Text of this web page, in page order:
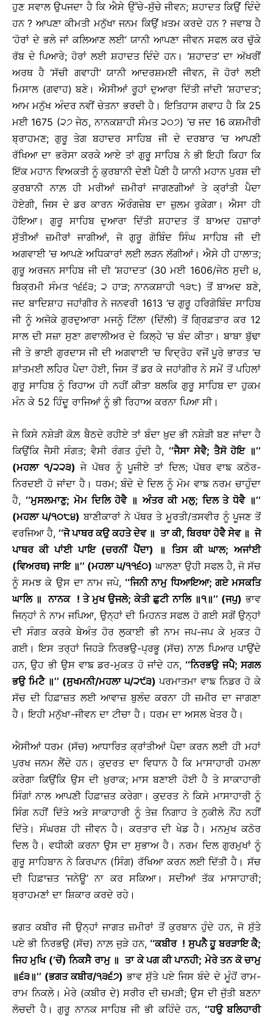
ਹੁਣ ਸਵਾਲ ਉਪਜਦਾ ਹੈ ਕਿ ਐਸੇ ਉੱਚੇ-ਸੁੱਚੇ ਜੀਵਨ; ਸ਼ਹਾਦਤ ਕਿਉਂ ਦਿੰਦੇ
ਹਨ ? ਆਪਣਾ ਕੀਮਤੀ ਮਨੁੱਖਾ ਜਨਮ ਕਿਉਂ ਖ਼ਤਮ ਕਰਦੇ ਹਨ ? ਜਵਾਬ ਹੈ
‘ਹੋਰਾਂ ਦੇ ਭਲੇ ਜਾਂ ਕਲਿਆਣ ਲਈ’ ਯਾਨੀ ਆਪਣਾ ਜੀਵਨ ਸਫਲ ਕਰ ਚੁੱਕੇ
ਰੱਬ ਦੇ ਪਿਆਰੇ; ਹੋਰਾਂ ਲਈ ਸ਼ਹਾਦਤ ਦਿੰਦੇ ਹਨ। ‘ਸ਼ਹਾਦਤ’ ਦਾ ਅੱਖਰੀਂ
ਅਰਥ ਹੈ ‘ਸੱਚੀ ਗਵਾਹੀ’ ਯਾਨੀ ਆਦਰਸ਼ਮਈ ਜੀਵਨ, ਜੋ ਹੋਰਾਂ ਲਈ
ਮਿਸਾਲ (ਗਵਾਹ) ਬਣੇ। ਐਸੀਆਂ ਰੂਹਾਂ ਦੁਆਰਾ ਦਿੱਤੀ ਜਾਂਦੀ ‘ਸ਼ਹਾਦਤ’;
ਆਮ ਮਨੁੱਖ ਅੰਦਰ ਨਵੀਂ ਚੇਤਨਾ ਭਰਦੀ ਹੈ। ਇਤਿਹਾਸ ਗਵਾਹ ਹੈ ਕਿ 25
ਮਈ 1675 (੨੭ ਜੇਠ, ਨਾਨਕਸ਼ਾਹੀ ਸੰਮਤ ੨੦੭) ’ਚ ਜਦ 16 ਕਸ਼ਮੀਰੀ
ਬ੍ਰਾਹਮਣ; ਗੁਰੂ ਤੇਗ ਬਹਾਦਰ ਸਾਹਿਬ ਜੀ ਦੇ ਦਰਬਾਰ ’ਚ ਆਪਣੀ
ਰੱਖਿਆ ਦਾ ਭਰੋਸਾ ਕਰਕੇ ਆਏ ਤਾਂ ਗੁਰੂ ਸਾਹਿਬ ਨੇ ਭੀ ਇਹੀ ਕਿਹਾ ਕਿ
ਇੱਕ ਮਹਾਨ ਵਿਅਕਤੀ ਨੂੰ ਕੁਰਬਾਨੀ ਦੇਣੀ ਪੈਣੀ ਹੈ ਯਾਨੀ ਮਹਾਨ ਪੁਰਸ਼ ਦੀ
ਕੁਰਬਾਨੀ ਨਾਲ਼ ਹੀ ਮਰੀਆਂ ਜ਼ਮੀਰਾਂ ਜਾਗਣਗੀਆਂ ਤੇ ਕ੍ਰਾਂਤੀ ਪੈਦਾ
ਹੋਏਗੀ, ਜਿਸ ਦੇ ਡਰ ਕਾਰਨ ਔਰੰਗਜ਼ੇਬ ਦਾ ਜ਼ੁਲਮ ਰੁਕੇਗਾ। ਐਸਾ ਹੀ
ਹੋਇਆ। ਗੁਰੂ ਸਾਹਿਬ ਦੁਆਰਾ ਦਿੱਤੀ ਸ਼ਹਾਦਤ ਤੋਂ ਬਾਅਦ ਹਜ਼ਾਰਾਂ
ਸੁੱਤੀਆਂ ਜ਼ਮੀਰਾਂ ਜਾਗੀਆਂ, ਜੋ ਗੁਰੂ ਗੋਬਿੰਦ ਸਿੰਘ ਸਾਹਿਬ ਜੀ ਦੀ
ਅਗਵਾਈ ’ਚ ਆਪਣੇ ਅਧਿਕਾਰਾਂ ਲਈ ਲੜਨ ਲੱਗੀਆਂ। ਐਸੇ ਹੀ ਹਾਲਾਤ;
ਗੁਰੂ ਅਰਜਨ ਸਾਹਿਬ ਜੀ ਦੀ ‘ਸ਼ਹਾਦਤ’ (30 ਮਈ 1606/ਜੇਠ ਸੁਦੀ ੪,
ਬਿਕ੍ਰਮੀ ਸੰਮਤ ੧੬੬੩; ੨ ਹਾੜ; ਨਾਨਕਸ਼ਾਹੀ ੧੩੮) ਤੋਂ ਬਾਅਦ ਬਣੇ,
ਜਦ ਬਾਦਿਸ਼ਾਹ ਜਹਾਂਗੀਰ ਨੇ ਜਨਵਰੀ 1613 ’ਚ ਗੁਰੂ ਹਰਿਗੋਬਿੰਦ ਸਾਹਿਬ
ਜੀ ਨੂੰ ਅਜੋਕੇ ਗੁਰਦੁਆਰਾ ਮਜਨੂੰ ਟਿੱਲਾ (ਦਿੱਲੀ) ਤੋਂ ਗ੍ਰਿਫ਼ਤਾਰ ਕਰ 12
ਸਾਲ ਦੀ ਸਜ਼ਾ ਸੁਣਾ ਗਵਾਲੀਅਰ ਦੇ ਕਿਲ੍ਹੇ ’ਚ ਬੰਦ ਕੀਤਾ। ਬਾਬਾ ਬੁੱਢਾ
ਜੀ ਤੇ ਭਾਈ ਗੁਰਦਾਸ ਜੀ ਦੀ ਅਗਵਾਈ ’ਚ ਵਿਦ੍ਰੋਹ ਵਜੋਂ ਪੂਰੇ ਭਾਰਤ ’ਚ
ਸ਼ਾਂਤਮਈ ਲਹਿਰ ਪੈਦਾ ਹੋਈ, ਜਿਸ ਤੋਂ ਡਰ ਕੇ ਜਹਾਂਗੀਰ ਨੇ ਸਮੇਂ ਤੋਂ ਪਹਿਲਾਂ
ਗੁਰੂ ਸਾਹਿਬ ਨੂੰ ਰਿਹਾਅ ਹੀ ਨਹੀਂ ਕੀਤਾ ਬਲਕਿ ਗੁਰੂ ਸਾਹਿਬ ਦਾ ਹੁਕਮ
ਮੰਨ ਕੇ 52 ਹਿੰਦੂ ਰਾਜਿਆਂ ਨੂੰ ਭੀ ਰਿਹਾਅ ਕਰਨਾ ਪਿਆ ਸੀ।
ਜੇ ਕਿਸੇ ਨਸ਼ੇੜੀ ਕੋਲ਼ ਬੈਠਦੇ ਰਹੀਏ ਤਾਂ ਬੰਦਾ ਖ਼ੁਦ ਭੀ ਨਸ਼ੇੜੀ ਬਣ ਜਾਂਦਾ ਹੈ
ਕਿਉਂਕਿ ਜੈਸੀ ਸੰਗਤ; ਵੈਸੀ ਰੰਗਤ ਹੁੰਦੀ ਹੈ,‘‘ਜੈਸਾ ਸੇਵੈ; ਤੈਸੋ ਹੋਇ ॥’’
(ਮਹਲਾ ੧/੨੨੩) ਜੇ ਪੱਥਰ ਨੂੰ ਪੂਜੀਏ ਤਾਂ ਦਿਲ; ਪੱਥਰ ਵਾਙ ਕਠੋਰ-
ਨਿਰਦਈ ਹੋ ਜਾਂਦਾ ਹੈ। ਧਰਮ; ਬੰਦੇ ਦੇ ਦਿਲ ਨੂੰ ਮੋਮ ਵਾਙ ਨਰਮ ਚਾਹੁੰਦਾ
ਹੈ, ‘‘ਮੁਸਲਮਾਣੁ; ਮੋਮ ਦਿਲਿ ਹੋਵੈ ॥ ਅੰਤਰ ਕੀ ਮਲੁ; ਦਿਲ ਤੇ ਧੋਵੈ ॥’’
(ਮਹਲਾ ੫/੧੦੮੪) ਬਾਣੀਕਾਰਾਂ ਨੇ ਪੱਥਰ ਤੇ ਮੂਰਤੀ/ਤਸਵੀਰ ਨੂੰ ਪੂਜਣ ਤੋਂ
ਵਰਜਿਆ ਹੈ, ‘‘ਜੋ ਪਾਥਰ ਕਉ ਕਹਤੇ ਦੇਵ ॥ ਤਾ ਕੀ, ਬਿਰਥਾ ਹੋਵੈ ਸੇਵ ॥ ਜੋ
ਪਾਥਰ ਕੀ ਪਾਂਈ ਪਾਇ (ਚਰਨੀਂ ਪੈਂਦਾ)
॥ ਤਿਸ ਕੀ ਘਾਲ; ਅਜਾਂਈ
(ਵਿਅਰਥ) ਜਾਇ ॥’’ (ਮਹਲਾ ੫/੧੧੬੦) ਘਾਲਣਾ ਉਹੀ ਸਫਲ ਹੈ, ਜੋ ਸੱਚ
ਨੂੰ ਸਮਝ ਕੇ ਉਸ ਦਾ ਨਾਮ ਜਪੇ,‘‘ਜਿਨੀ ਨਾਮੁ ਧਿਆਇਆ; ਗਏ ਮਸਕਤਿ
ਘਾਲਿ ॥ ਨਾਨਕ ! ਤੇ ਮੁਖ ਉਜਲੇ; ਕੇਤੀ ਛੁਟੀ ਨਾਲਿ ॥੧॥’’ (ਜਪੁ) ਭਾਵ
ਜਿਨ੍ਹਾਂ ਨੇ ਨਾਮ ਜਪਿਆ, ਉਨ੍ਹਾਂ ਦੀ ਮਿਹਨਤ ਸਫਲ ਹੋ ਗਈ ਸਗੋਂ ਉਨ੍ਹਾਂ
ਦੀ ਸੰਗਤ ਕਰਕੇ ਬੇਅੰਤ ਹੋਰ ਲੁਕਾਈ ਭੀ ਨਾਮ ਜਪ-ਜਪ ਕੇ ਮੁਕਤ ਹੋ
ਗਈ। ਇਸ ਤਰ੍ਹਾਂ ਜਿਹੜੇ ਨਿਰਭਉ-ਪ੍ਰਭੂ (ਸੱਚ) ਨਾਲ਼ ਪਿਆਰ ਪਾਉਂਦੇ
ਹਨ, ਉਹ ਭੀ ਉਸ ਵਾਙ ਡਰ-ਮੁਕਤ ਹੋ ਜਾਂਦੇ ਹਨ,‘‘ਨਿਰਭਉ ਜਪੈ; ਸਗਲ
ਭਉ ਮਿਟੈ ॥’’ (ਸੁਖਮਨੀ/ਮਹਲਾ ੫/੨੯੩) ਪਰਮਾਤਮਾ ਵਾਙ ਨਿਡਰ ਹੋ ਕੇ
ਸੱਚ ਦੀ ਹਿਫ਼ਾਜ਼ਤ ਲਈ ਆਵਾਜ਼ ਬੁਲੰਦ ਕਰਨਾ ਹੀ ਜ਼ਮੀਰ ਦਾ ਜਾਗਣਾ
ਹੈ। ਇਹੀ ਮਨੁੱਖਾ-ਜੀਵਨ ਦਾ ਟੀਚਾ ਹੈ। ਧਰਮ ਦਾ ਅਸਲ ਖੇਤਰ ਹੈ।
ਐਸੀਆਂ ਧਰਮ (ਸੱਚ) ਆਧਾਰਿਤ ਕ੍ਰਾਂਤੀਆਂ ਪੈਦਾ ਕਰਨ ਲਈ ਹੀ ਮਹਾਂ
ਪੁਰਖ ਜਨਮ ਲੈਂਦੇ ਹਨ। ਕੁਦਰਤ ਦਾ ਵਿਧਾਨ ਹੈ ਕਿ ਮਾਸਾਹਾਰੀ ਹਮਲਾ
ਕਰੇਗਾ ਕਿਉਂਕਿ ਉਸ ਦੀ ਖ਼ੁਰਾਕ; ਮਾਸ ਬਣਾਈ ਹੋਈ ਹੈ ਤੇ ਸਾਕਾਹਾਰੀ
ਸਿੰਗਾਂ ਨਾਲ ਆਪਣੀ ਹਿਫ਼ਾਜ਼ਤ ਕਰੇਗਾ। ਕੁਦਰਤ ਨੇ ਕਿਸੇ ਮਾਸਾਹਾਰੀ ਨੂੰ
ਸਿੰਗ ਨਹੀਂ ਦਿੱਤੇ ਅਤੇ ਸਾਕਾਹਾਰੀ ਨੂੰ ਤੇਜ਼ ਨਿਗਾਹ ਤੇ ਨੁਕੀਲੇ ਨੌਂਹ ਨਹੀਂ
ਦਿੱਤੇ। ਸੰਘਰਸ਼ ਹੀ ਜੀਵਨ ਹੈ। ਕਰਤਾਰ ਦੀ ਖੇਡ ਹੈ। ਮਨਮੁਖ ਕਠੋਰ
ਦਿਲ ਹੈ। ਵਧੀਕੀ ਕਰਨਾ ਉਸ ਦਾ ਸੁਭਾਅ ਹੈ। ਨਰਮ ਦਿਲ ਗੁਰਮੁਖਾਂ ਨੂੰ
ਗੁਰੂ ਸਾਹਿਬਾਨ ਨੇ ਕਿਰਪਾਨ (ਸਿੰਗ) ਰੱਖਿਆ ਕਰਨ ਲਈ ਦਿੱਤੀ ਹੈ। ਸੱਚ
ਦੀ ਹਿਫ਼ਾਜ਼ਤ ‘ਜਨੇਊ’ ਨਾ ਕਰ ਸਕਿਆ। ਸਦੀਆਂ ਤੱਕ ਮਾਸਾਹਾਰੀ;
ਬ੍ਰਾਹਮਣਾਂ ਦਾ ਸ਼ਿਕਾਰ ਕਰਦੇ ਰਹੇ।
ਭਗਤ ਕਬੀਰ ਜੀ ਉਨ੍ਹਾਂ ਜਾਗਤ ਜ਼ਮੀਰਾਂ ਤੋਂ ਕੁਰਬਾਨ ਹੁੰਦੇ ਹਨ, ਜੋ ਸੁੱਤੇ
ਪਏ ਭੀ ਨਿਰਭਉ (ਸੱਚ) ਨਾਲ਼ ਜੁੜੇ ਹਨ,‘‘ਕਬੀਰ ! ਸੁਪਨੈ ਹੂ ਬਰੜਾਇ ਕੈ;
ਜਿਹ ਮੁਖਿ (’ਚੋਂ) ਨਿਕਸੈ ਰਾਮੁ ॥ ਤਾ ਕੇ ਪਗ ਕੀ ਪਾਨਹੀ; ਮੇਰੇ ਤਨ ਕੋ ਚਾਮੁ
॥੬੩॥’’ (ਭਗਤ ਕਬੀਰ/੧੩੬੭) ਭਾਵ ਸੁੱਤੇ ਪਏ ਜਿਸ ਬੰਦੇ ਦੇ ਮੂੰਹੋਂ ਰਾਮ-
ਰਾਮ ਨਿਕਲੇ। ਮੇਰੇ (ਕਬੀਰ ਦੇ) ਸਰੀਰ ਦੀ ਚਮੜੀ; ਉਸ ਦੀ ਜੁੱਤੀ ਬਣਨਾ
ਲੋਚਦੀ ਹੈ। ਗੁਰੂ ਨਾਨਕ ਸਾਹਿਬ ਜੀ ਭੀ ਕਹਿੰਦੇ ਹਨ, ‘‘ਹਉ ਬਲਿਹਾਰੀ